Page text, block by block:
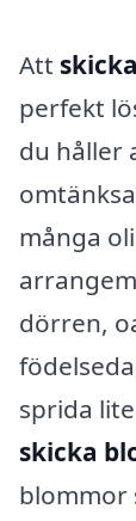
Att
perfekt
du håller
många
dörren,
sprida
skicka
blommor